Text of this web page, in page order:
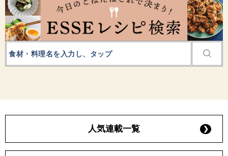
からくる不調で「やめたこと・始めたこと」
PR
ランキングをもっと見る